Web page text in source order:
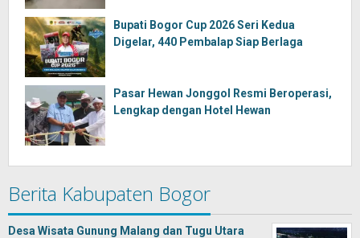
Bupati Bogor Cup 2026 Seri Kedua
Digelar, 440 Pembalap Siap Berlaga
Pasar Hewan Jonggol Resmi Beroperasi,
Lengkap dengan Hotel Hewan
Berita Kabupaten Bogor
Desa Wisata Gunung Malang dan Tugu Utara